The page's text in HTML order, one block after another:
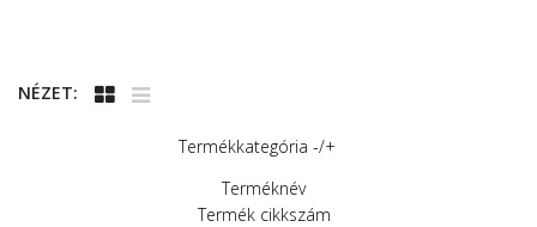
NÉZET:
Termékkategória -/+
Terméknév
Termék cikkszám